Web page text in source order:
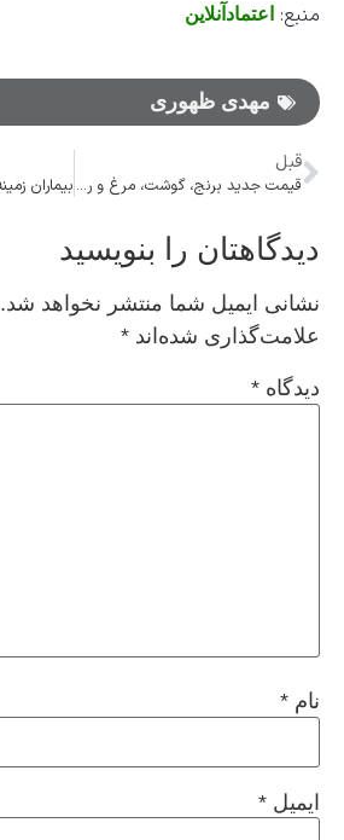
منبع:
اعتمادآنلاین
مهدی ظهوری
قبل
قیمت جدید برنج، گوشت، مرغ و روغن اعلام شد
دیدگاهتان را بنویسید
نشانی ایمیل شما منتشر نخواهد شد.
علامت‌گذاری شده‌اند *
دیدگاه *
نام *
ایمیل *